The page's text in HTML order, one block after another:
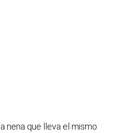
nena que lleva el mismo